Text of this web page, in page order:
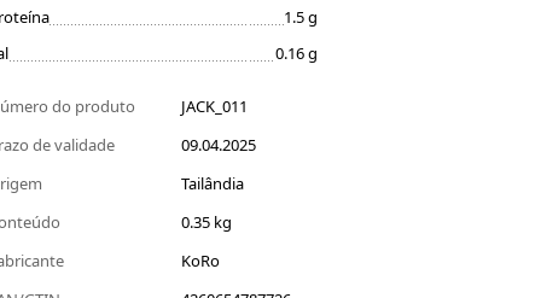
1.5 g
0.16 g
do produto
JACK_011
de validade
09.04.2025
Tailândia
0.35 kg
KoRo